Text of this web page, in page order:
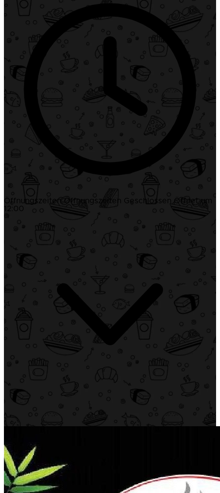
Öffnungszeiten Öffnungszeiten Geschlossen Öffnet um
12:00